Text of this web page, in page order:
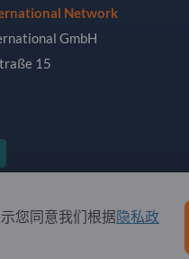
Network
GmbH
15
Exportpages International
您同意我们根据隐私政